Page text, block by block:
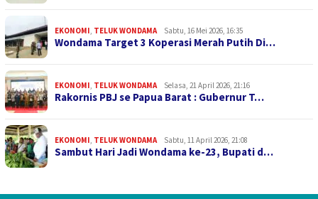
EKONOMI TELUK WONDAMA Sabtu, 16 Mei 2026, 16:35
Wondama Target 3 Koperasi Merah Putih Di…
EKONOMI TELUK WONDAMA Selasa, 21 April 2026, 21:16
Rakornis PBJ se Papua Barat : Gubernur T…
EKONOMI TELUK WONDAMA Sabtu, 11 April 2026, 21:08
Sambut Hari Jadi Wondama ke-23, Bupati d…